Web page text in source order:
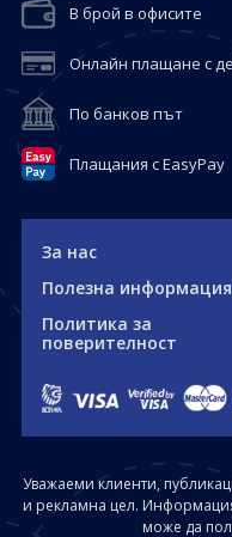
В брой в офисите
Онлайн плащане с
По банков път
Плащания с EasyPay
За нас
Полезна информация
Политика за
поверителност
Уважаеми клиенти,
и рекламна цел.
може да